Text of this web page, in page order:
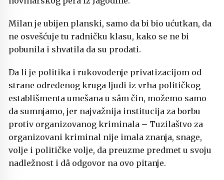
Milan je ubijen planski, samo da bi bio ućutkan, da
ne osvešćuje tu radničku klasu, kako se ne bi
pobunila i shvatila da su prodati.
Da li je politika i rukovođenje privatizacijom od
strane određenog kruga ljudi iz vrha političkog
establišmenta umešana u sâm čin, možemo samo
da sumnjamo, jer najvažnija institucija za borbu
protiv organizovanog kriminala – Tuzilaštvo za
organizovani kriminal nije imala znanja, snage,
volje i političke volje, da preuzme predmet u svoju
nadležnost i dâ odgovor na ovo pitanje.